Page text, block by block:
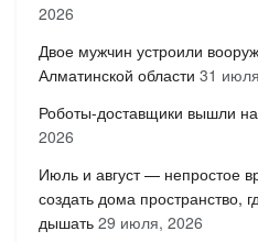
2026
Двое мужчин устроили
Алматинской области 31
Роботы-доставщики вышли
2026
Июль и август — непростое
создать дома пространство,
дышать 29 июля, 2026